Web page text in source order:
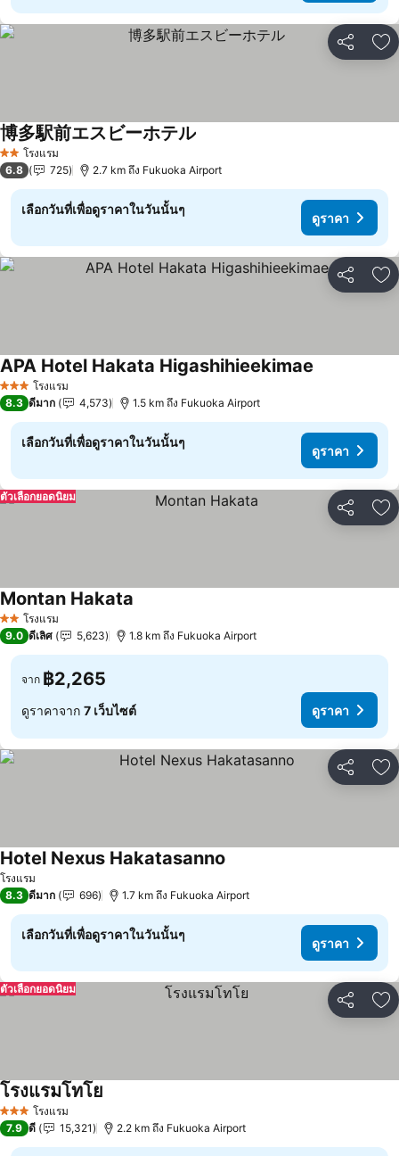
แชร์ เ
2 ดาวโรงแรม
博多駅前エスビーホテル
6.8 725 2.7 km ถึง Fukuoka Airport
เลือกวันที่เพื่อดูราคาในวันนั้นๆ
ดูราคา
แชร์ เ
3 ดาว โรงแรม
APA Hotel Hakata Higashihieekimae
8.3 ดีมาก 4,573 1.5 km ถึง Fukuoka Airport
เลือกวันที่เพื่อดูราคาในวันนั้นๆ
ดูราคา
แชร์ เ
ตัวเลือกยอดนิยม
2 ดาวโรงแรม
Montan Hakata
9.0 ดีเลิศ 5,623 1.8 km ถึง Fukuoka Airport
จาก ฿2,265
ดูราคาจาก 7 เว็บไซต์ ดูราคา
แชร์ เ
โรงแรม
Hotel Nexus Hakatasanno
8.3 ดีมาก 696 1.7 km ถึง Fukuoka Airport
เลือกวันที่เพื่อดูราคาในวันนั้นๆ
ดูราคา
แชร์ เ
ตัวเลือกยอดนิยม
3 ดาว โรงแรม
โรงแรมโทโย
7.9 ดี 15,321 2.2 km ถึง Fukuoka Airport